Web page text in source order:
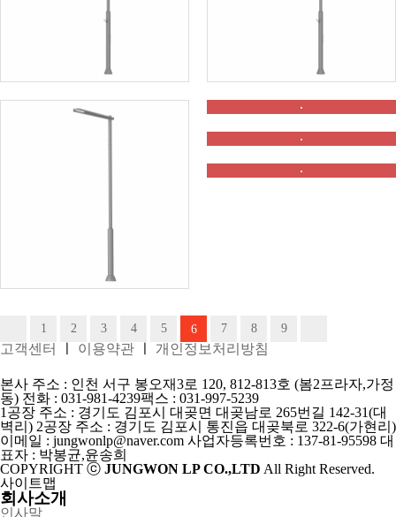
1 2 3 4 5 6 7 8 9
고객센터 이용약관 개인정보처리방침
본사 주소 : 인천 서구 봉오재3로 120, 812-813호 (봄2프라자,가정
동) 전화 : 031-981-4239팩스 : 031-997-5239
1공장 주소 : 경기도 김포시 대곶면 대곶남로 265번길 142-31(대
벽리) 2공장 주소 : 경기도 김포시 통진읍 대곶북로 322-6(가현리)
이메일 : jungwonlp@naver.com 사업자등록번호 : 137-81-95598 대
표자 : 박봉균,윤송희
COPYRIGHT ⓒ JUNGWON LP CO.,LTD All Right Reserved.
사이트맵
회사소개
인사말